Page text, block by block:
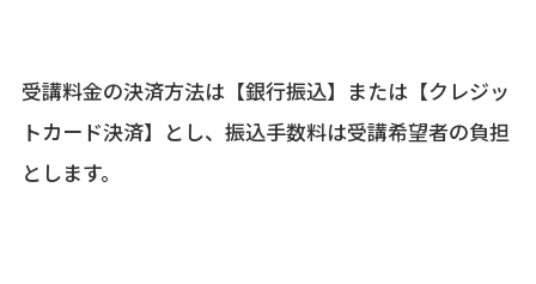
受講料金の決済方法は【銀行振込】または【クレジッ
トカード決済】とし、振込手数料は受講希望者の負担
とします。